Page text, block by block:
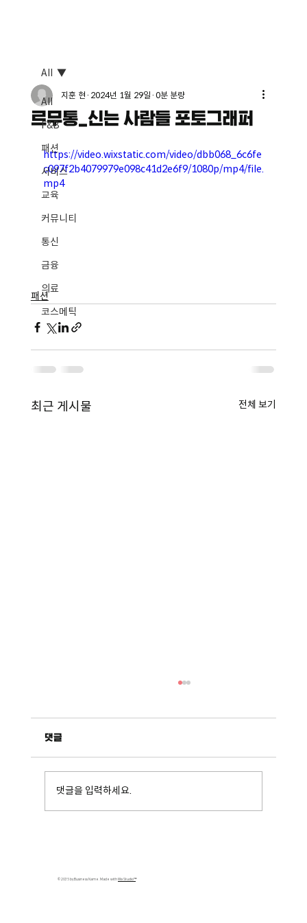
All
F&B
패션
서비스
교육
커뮤니티
통신
금융
의료
코스메틱
All
르무통_신는 사람들 포토그래퍼
지훈 현 2024년 1월 29일 0분 분량
https://video.wixstatic.com/video/dbb068_6c6fe
c097f2b4079979e098c41d2e6f9/1080p/mp4/file.
mp4
패션
최근 게시물 전체 보기
르무통_걸어요 죽녹원
댓글
댓글을 입력하세요.
© 2035 by Business Name. Made withWix Studio™